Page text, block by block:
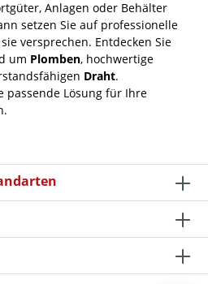
Anlagen oder Behälter
setzen Sie auf professionelle
versprechen. Entdecken Sie
um Plomben, hochwertige
Draht.
passende Lösung für Ihre